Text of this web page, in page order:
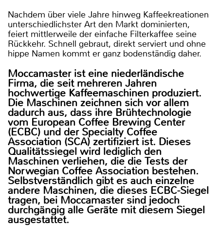
Nachdem über viele Jahre hinweg Kaffeekreationen
unterschiedlichster Art den Markt dominierten,
feiert mittlerweile der einfache Filterkaffee seine
Rückkehr. Schnell gebraut, direkt serviert und ohne
hippe Namen kommt er ganz bodenständig daher.
Moccamaster ist eine niederländische
Firma, die seit mehreren Jahren
hochwertige Kaffeemaschinen produziert.
Die Maschinen zeichnen sich vor allem
dadurch aus, dass ihre Brühtechnologie
vom European Coffee Brewing Center
(ECBC) und der Specialty Coffee
Association (SCA) zertifiziert ist. Dieses
Qualitätssiegel wird lediglich den
Maschinen verliehen, die die Tests der
Norwegian Coffee Association bestehen.
Selbstverständlich gibt es auch einzelne
andere Maschinen, die dieses ECBC-Siegel
tragen, bei Moccamaster sind jedoch
durchgängig alle Geräte mit diesem Siegel
ausgestattet.